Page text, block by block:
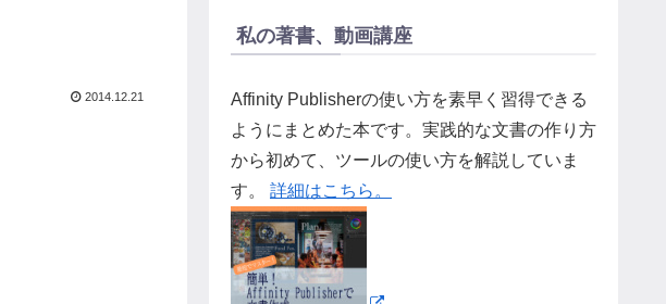
2014.12.21
私の著書、動画講座
Affinity Publisherの使い方を素早く習得できる
ようにまとめた本です。実践的な文書の作り方
から初めて、ツールの使い方を解説していま
す。 詳細はこちら。